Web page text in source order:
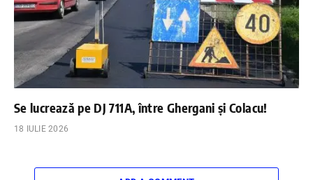
Se lucrează pe DJ 711A, între Ghergani și Colacu!
18 IULIE 2026